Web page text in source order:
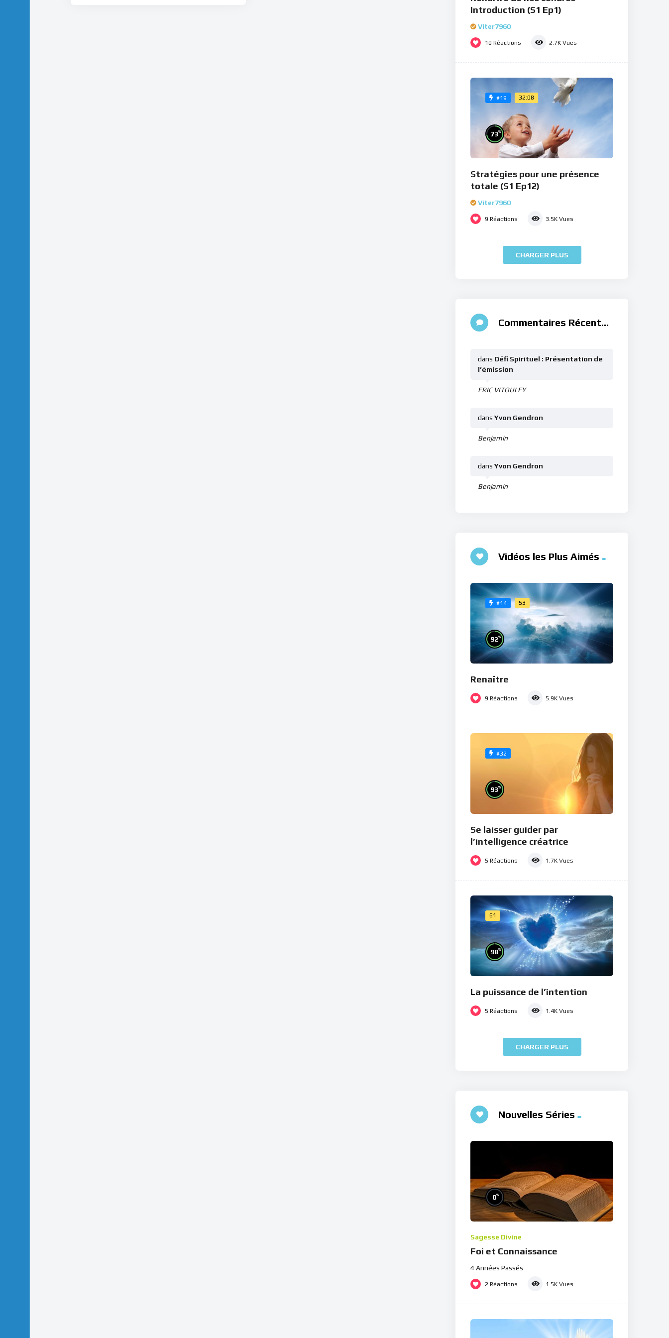
Introduction (S1 Ep1)
Viter7960
10 Réactions 2.7K Vues
#19 32:08
73%
Stratégies pour une présence
totale (S1 Ep12)
Viter7960
9 Réactions 3.5K Vues
CHARGER PLUS
Commentaires Récents
ERIC VITOULEY
dans Défi Spirituel : Présentation de
l’émission
Benjamin
dansYvon Gendron
Benjamin
dansYvon Gendron
Vidéos les Plus Aimés
#14 53
92%
Renaître
9 Réactions 5.9K Vues
#32
93%
Se laisser guider par
l’intelligence créatrice
5 Réactions 1.7K Vues
61
98%
La puissance de l’intention
5 Réactions 1.4K Vues
CHARGER PLUS
Nouvelles Séries
0%
Sagesse Divine
Foi et Connaissance
4 Années Passés
2 Réactions 1.5K Vues